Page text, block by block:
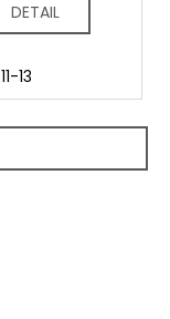
DETAIL
11-13